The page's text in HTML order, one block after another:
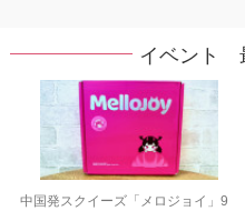
イベント
中国発スクイーズ「メロジョイ」9